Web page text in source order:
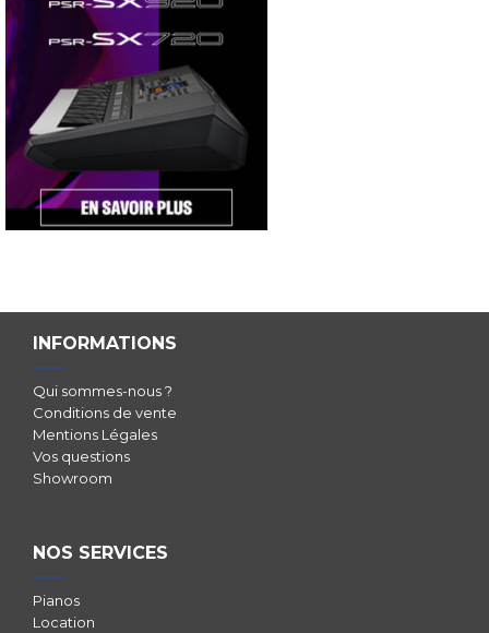
INFORMATIONS
Qui sommes-nous ?
Conditions de vente
Mentions Légales
Vos questions
Showroom
NOS SERVICES
Pianos
Location